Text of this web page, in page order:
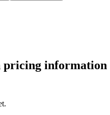
pricing information